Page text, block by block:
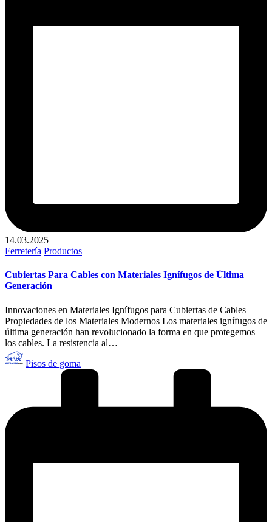
14.03.2025
Publicado
Ferretería Productos
Cubiertas Para Cables con Materiales Ignífugos de Última
Generación
Innovaciones en Materiales Ignífugos para Cubiertas de Cables
Propiedades de los Materiales Modernos Los materiales ignífugos de
última generación han revolucionado la forma en que protegemos
los cables. La resistencia al…
Publicado
por
Pisos de goma